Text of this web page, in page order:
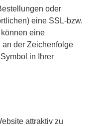
oder
eine SSL-bzw.
eine
der Zeichenfolge
in Ihrer
attraktiv zu